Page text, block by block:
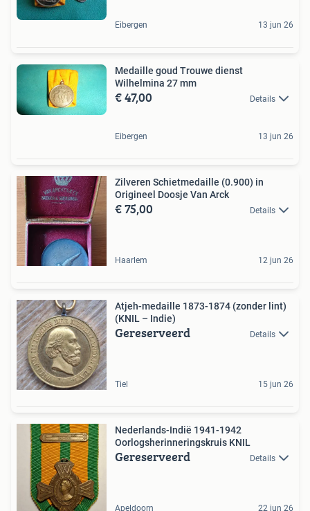
Eibergen 13 jun 26
Medaille goud Trouwe dienst
Wilhelmina 27 mm
€ 47,00 Details
Eibergen 13 jun 26
Zilveren Schietmedaille (0.900) in
Origineel Doosje Van Arck
€ 75,00 Details
Haarlem 12 jun 26
Atjeh-medaille 1873-1874 (zonder lint)
(KNIL – Indie)
Gereserveerd Details
Tiel 15 jun 26
Nederlands-Indië 1941-1942
Oorlogsherinneringskruis KNIL
Gereserveerd Details
Apeldoorn 22 jun 26